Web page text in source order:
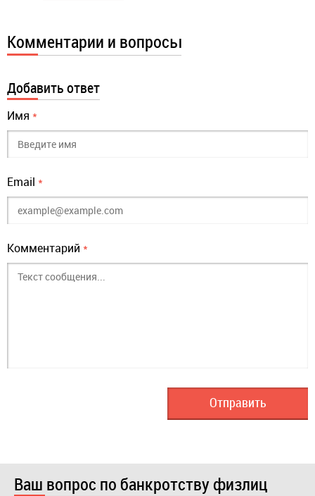
Комментарии и вопросы
Добавить ответ
Имя *
Email *
Комментарий *
Ваш вопрос по банкротству физлиц